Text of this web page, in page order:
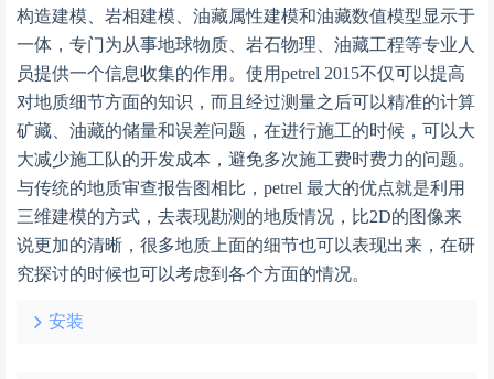
构造建模、岩相建模、油藏属性建模和油藏数值模型显示于
一体，专门为从事地球物质、岩石物理、油藏工程等专业人
员提供一个信息收集的作用。使用petrel 2015不仅可以提高
对地质细节方面的知识，而且经过测量之后可以精准的计算
矿藏、油藏的储量和误差问题，在进行施工的时候，可以大
大减少施工队的开发成本，避免多次施工费时费力的问题。
与传统的地质审查报告图相比，petrel 最大的优点就是利用
三维建模的方式，去表现勘测的地质情况，比2D的图像来
说更加的清晰，很多地质上面的细节也可以表现出来，在研
究探讨的时候也可以考虑到各个方面的情况。
安装